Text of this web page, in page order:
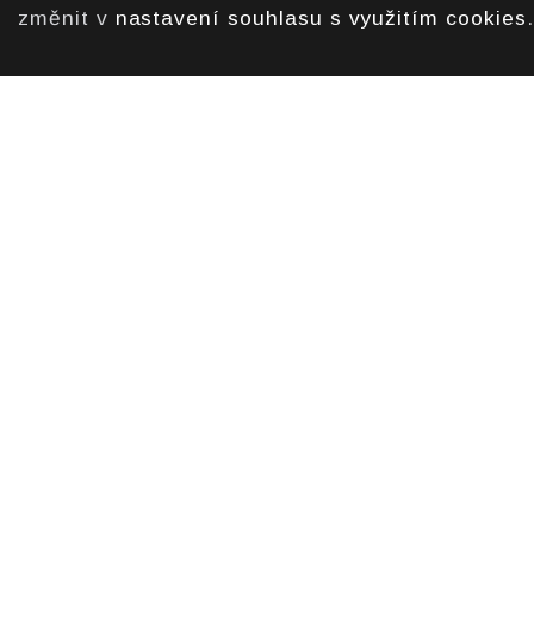
změnit v nastavení souhlasu s využitím cookies .